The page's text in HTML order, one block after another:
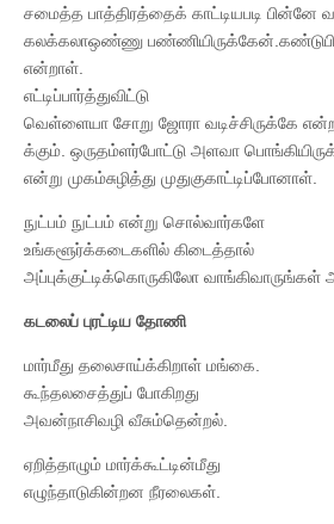
சமைத்த பாத்திரத்தைக் காட்டியபடி பின்னே
கலக்கலாஒண்ணு
என்றாள்.
எட்டிப்பார்த்துவிட்டு
வெள்ளையா சோறு ஜோரா வடிச்சிருக்கே
க்கும். ஒருதம்ளர்போட்டு அளவா
என்று முகம்சுழித்து முதுகுகாட்டிப்போனாள்.
நுட்பம் நுட்பம் என்று சொல்வார்களே
உங்களூர்க்கடைகளில் கிடைத்தால்
அப்புக்குட்டிக்கொருகிலோ வாங்கிவாருங்கள்
கடலைப் புரட்டிய தோணி
மார்மீது தலைசாய்க்கிறாள் மங்கை.
கூந்தலசைத்துப் போகிறது
அவன்நாசிவழி வீசும்தென்றல்.
ஏறித்தாழும் மார்க்கூட்டின்மீது
எழுந்தாடுகின்றன நீரலைகள்.